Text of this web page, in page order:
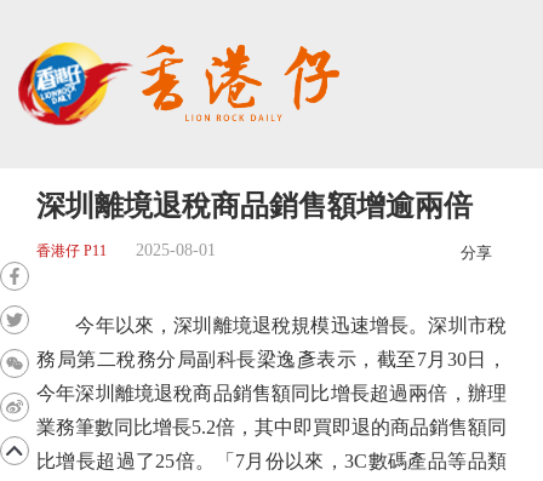
深圳離境退稅商品銷售額增逾兩倍
香港仔 P11 2025-08-01 分享
今年以來，深圳離境退稅規模迅速增長。深圳市稅
務局第二稅務分局副科長梁逸彥表示，截至7月30日，
今年深圳離境退稅商品銷售額同比增長超過兩倍，辦理
業務筆數同比增長5.2倍，其中即買即退的商品銷售額同
比增長超過了25倍。「7月份以來，3C數碼產品等品類